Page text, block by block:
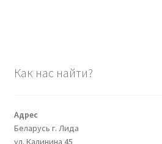
Как нас найти?
Адрес
Беларусь г. Лида
ул. Калинина 45